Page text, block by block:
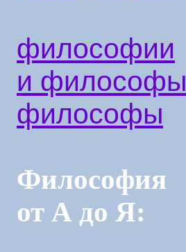
философии
и философы
философы
Философия
от А до Я: